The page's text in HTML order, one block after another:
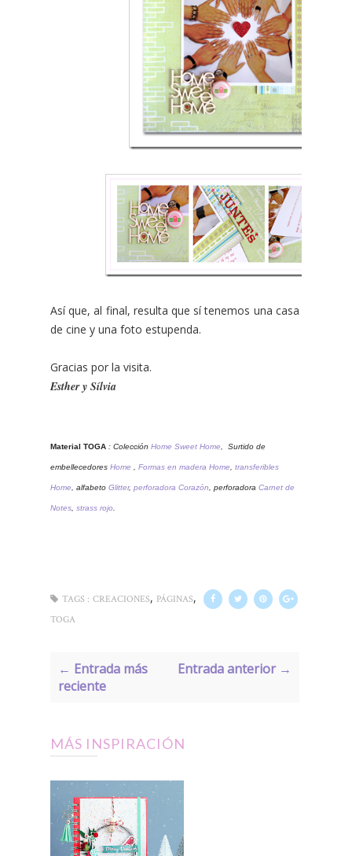
Así que, al final, resulta que sí tenemos una casa
de cine y una foto estupenda.
Gracias por la visita.
Esther y Sílvia
Material TOGA : Colección Home Sweet Home Surtido de
embellecedores Home Formas en madera Home transferibles
Home , alfabeto Glitter, perforadora Corazón , perforadora Carnet de
Notes strass rojo
TAGS : CREACIONES, PÁGINAS,
TOGA
← Entrada más
reciente
Entrada anterior →
MÁS INSPIRACIÓN